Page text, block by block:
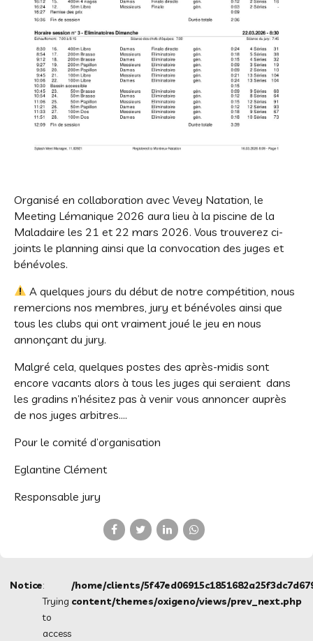
Organisé en collaboration avec Vevey Natation, le
Meeting Lémanique 2026 aura lieu à la piscine de la
Maladaire les 21 et 22 mars 2026. Vous trouverez ci-
joints le planning ainsi que la convocation des juges et
bénévoles.
A quelques jours du début de notre compétition, nous
remercions nos membres, jury et bénévoles ainsi que
tous les clubs qui ont vraiment joué le jeu en nous
annonçant du jury.
Malgré cela, quelques postes des après-midis sont
encore vacants alors à tous les juges qui seraient dans
les gradins n’hésitez pas à venir vous annoncer auprès
de nos juges arbitres….
Pour le comité d’organisation
Eglantine Clément
Responsable jury
Notice:
Trying
to
access
/home/clients/
content/themes/oxigeno/views/prev_next.php